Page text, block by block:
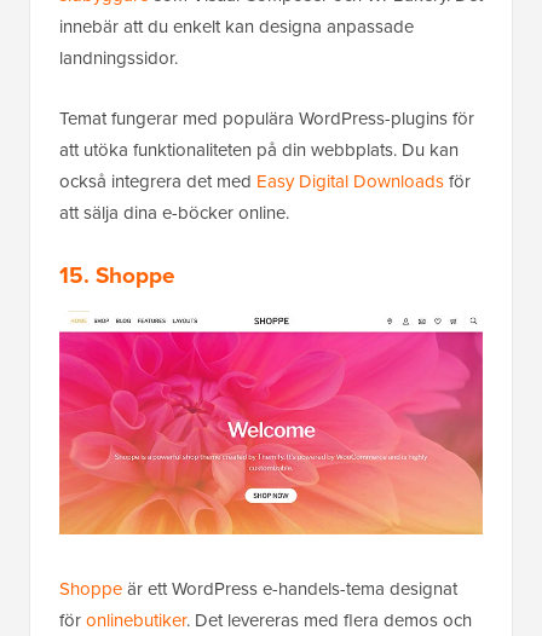
innebär att du enkelt kan designa anpassade
landningssidor.
Temat fungerar med populära WordPress-plugins för
att utöka funktionaliteten på din webbplats. Du kan
också integrera det med Easy Digital Downloadsför
att sälja dina e-böcker online.
15. Shoppe
Shoppeär ett WordPress e-handels-tema designat
föronlinebutiker. Det levereras med flera demos och